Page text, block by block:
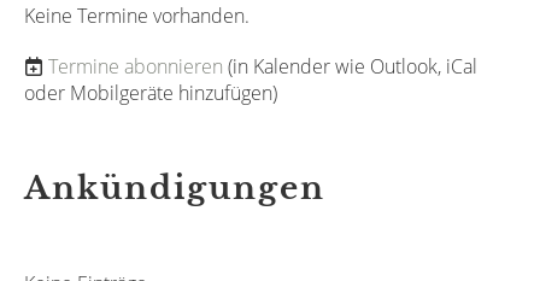
Keine Termine vorhanden.
Termine abonnieren (in Kalender wie Outlook, iCal
oder Mobilgeräte hinzufügen)
Ankündigungen